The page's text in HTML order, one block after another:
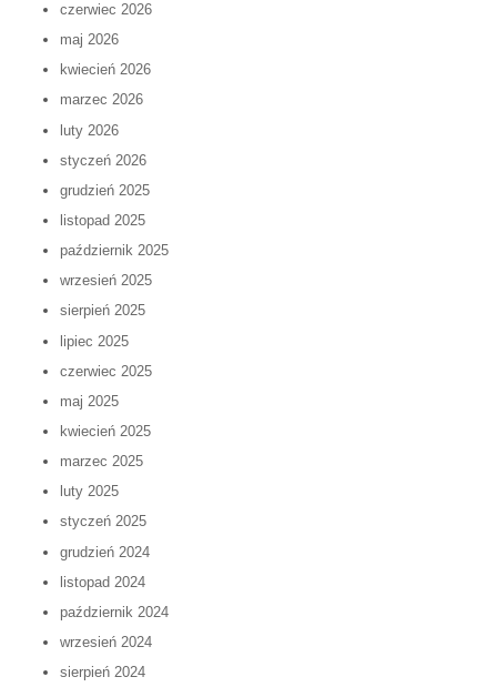
czerwiec 2026
maj 2026
kwiecień 2026
marzec 2026
luty 2026
styczeń 2026
grudzień 2025
listopad 2025
październik 2025
wrzesień 2025
sierpień 2025
lipiec 2025
czerwiec 2025
maj 2025
kwiecień 2025
marzec 2025
luty 2025
styczeń 2025
grudzień 2024
listopad 2024
październik 2024
wrzesień 2024
sierpień 2024